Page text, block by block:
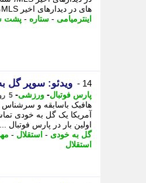
های در دیدارهای اخیر MLS، ستاره های سرشناس شب متفاوتی را پشت سر گذاشتند. - نواندیش: ...
اینترمیامی - ستاره - پشت
14 - ویدئو: سوپر گل
پارس فوتبال- ورزشی- 5 روز پیش - یکشنبه 11 مرداد 1405، 12:02
هافبک باسابقه و سرشناس
آمریکا یک گل به خودی
اولین بار در پارس فوتبال ...
گل به خودی - استقلال -
استقلال